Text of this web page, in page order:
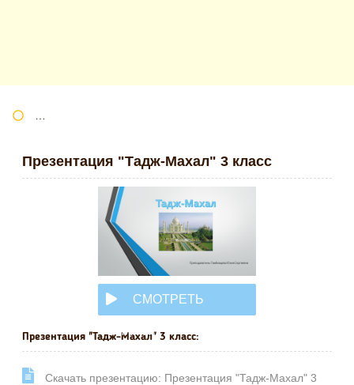
Презентация "Тадж-Махал" 3 класс
СМОТРЕТЬ
ОНЛАЙН
Презентация "Тадж-Махал" 3 класс:
Cкачать презентацию: Презентация "Тадж-Махал" 3